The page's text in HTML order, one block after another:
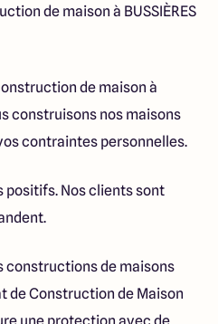
de maison à BUSSIÈRES
de maison à
construisons nos maisons
contraintes personnelles.
positifs. Nos clients sont
constructions de maisons
de Construction de Maison